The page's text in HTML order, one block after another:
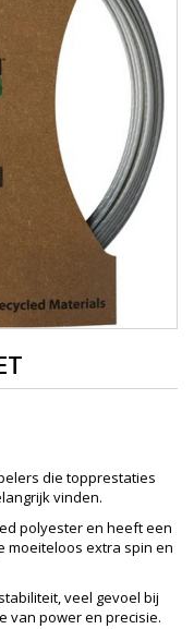
die topprestaties
vinden.
polyester en heeft een
moeiteloos extra spin en
veel gevoel bij
van power en precisie.